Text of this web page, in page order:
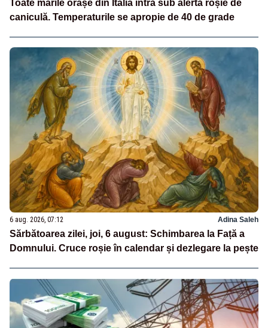
Toate marile orașe din Italia intră sub alertă roșie de
caniculă. Temperaturile se apropie de 40 de grade
6 aug. 2026, 07:12 Adina Saleh
Sărbătoarea zilei, joi, 6 august: Schimbarea la Față a
Domnului. Cruce roșie în calendar și dezlegare la pește